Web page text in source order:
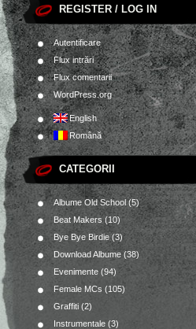
REGISTER / LOG IN
Autentificare
Flux intrări
Flux comentarii
WordPress.org
English
Română
CATEGORII
Albume Old School(5)
Beat Makers(10)
Bye Bye Birdie(3)
Download Albume (38)
Evenimente (94)
Female MCs (105)
Graffiti (2)
Instrumentale (3)